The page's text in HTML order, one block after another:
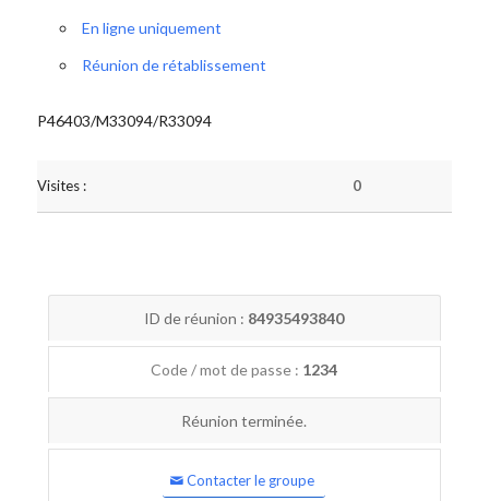
En ligne uniquement
Réunion de rétablissement
P46403/M33094/R33094
Visites : 0
ID de réunion : 84935493840
Code / mot de passe : 1234
Réunion terminée.
Contacter le groupe